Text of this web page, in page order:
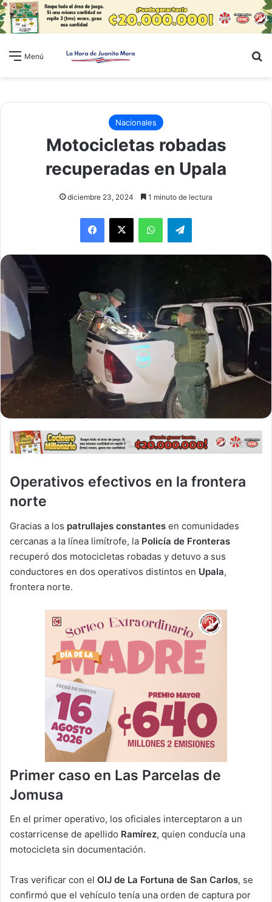
Menú
Nacionales
Motocicletas robadas
recuperadas en Upala
diciembre 23, 2024 1 minuto de lectura
WhatsAppTelegram
Operativos efectivos en la frontera
norte
Gracias a los patrullajes constantes en comunidades
cercanas a la línea limítrofe, la Policía de Fronteras
recuperó dos motocicletas robadas y detuvo a sus
conductores en dos operativos distintos en Upala,
frontera norte.
Primer caso en Las Parcelas de
Jomusa
En el primer operativo, los oficiales interceptaron a un
costarricense de apellido Ramírez, quien conducía una
motocicleta sin documentación.
Tras verificar con el OIJ de La Fortuna de San Carlos, se
confirmó que el vehículo tenía una orden de captura por